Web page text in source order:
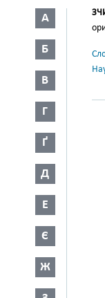
А
Б
В
Г
Ґ
Д
Е
Є
Ж